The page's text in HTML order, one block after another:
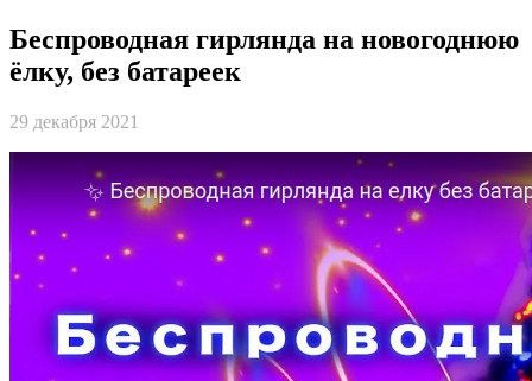
Беспроводная гирлянда на новогоднюю
ёлку, без батареек
29 декабря 2021